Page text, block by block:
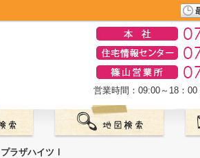
営業時間：09:00～18：00
プラザハイツⅠ